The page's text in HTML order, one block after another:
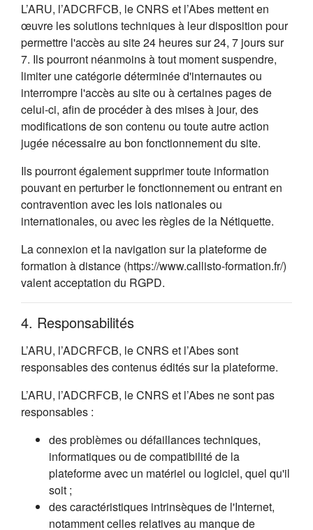
L’ARU, l’ADCRFCB, le CNRS et l’Abes mettent en
œuvre les solutions techniques à leur disposition pour
permettre l'accès au site 24 heures sur 24, 7 jours sur
7. Ils pourront néanmoins à tout moment suspendre,
limiter une catégorie déterminée d'internautes ou
interrompre l'accès au site ou à certaines pages de
celui-ci, afin de procéder à des mises à jour, des
modifications de son contenu ou toute autre action
jugée nécessaire au bon fonctionnement du site.
Ils pourront également supprimer toute information
pouvant en perturber le fonctionnement ou entrant en
contravention avec les lois nationales ou
internationales, ou avec les règles de la Nétiquette.
La connexion et la navigation sur la plateforme de
formation à distance (https://www.callisto-formation.fr/)
valent acceptation du RGPD.
4. Responsabilités
L’ARU, l’ADCRFCB, le CNRS et l’Abes sont
responsables des contenus édités sur la plateforme.
L’ARU, l’ADCRFCB, le CNRS et l’Abes ne sont pas
responsables :
des problèmes ou défaillances techniques,
informatiques ou de compatibilité de la
plateforme avec un matériel ou logiciel, quel qu'il
soit ;
des caractéristiques intrinsèques de l'Internet,
notamment celles relatives au manque de